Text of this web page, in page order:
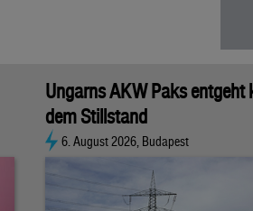
Ungarns AKW Paks entgeht
dem Stillstand
6. August 2026, Budapest